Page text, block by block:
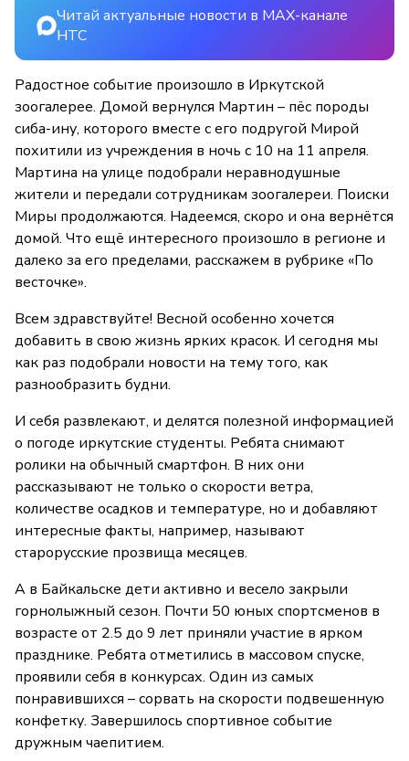
Читай актуальные новости в MAX-канале
НТС
Радостное событие произошло в Иркутской
зоогалерее. Домой вернулся Мартин – пёс породы
сиба-ину, которого вместе с его подругой Мирой
похитили из учреждения в ночь с 10 на 11 апреля.
Мартина на улице подобрали неравнодушные
жители и передали сотрудникам зоогалереи. Поиски
Миры продолжаются. Надеемся, скоро и она вернётся
домой. Что ещё интересного произошло в регионе и
далеко за его пределами, расскажем в рубрике «По
весточке».
Всем здравствуйте! Весной особенно хочется
добавить в свою жизнь ярких красок. И сегодня мы
как раз подобрали новости на тему того, как
разнообразить будни.
И себя развлекают, и делятся полезной информацией
о погоде иркутские студенты. Ребята снимают
ролики на обычный смартфон. В них они
рассказывают не только о скорости ветра,
количестве осадков и температуре, но и добавляют
интересные факты, например, называют
старорусские прозвища месяцев.
А в Байкальске дети активно и весело закрыли
горнолыжный сезон. Почти 50 юных спортсменов в
возрасте от 2.5 до 9 лет приняли участие в ярком
празднике. Ребята отметились в массовом спуске,
проявили себя в конкурсах. Один из самых
понравившихся – сорвать на скорости подвешенную
конфетку. Завершилось спортивное событие
дружным чаепитием.